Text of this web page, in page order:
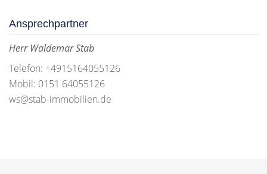
Ansprechpartner
Herr Waldemar Stab
Telefon: +4915164055126
Mobil: 0151 64055126
ws@stab-immobilien.de